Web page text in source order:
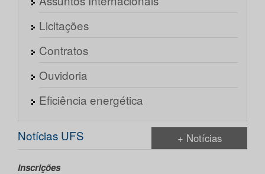
Licitações
Contratos
Ouvidoria
Eficiência energética
Notícias UFS + Notícias
Inscrições